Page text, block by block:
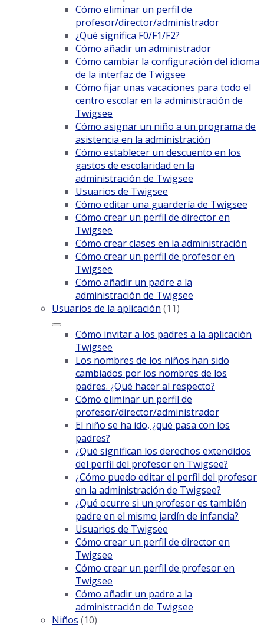
Cómo eliminar un perfil de
profesor/director/administrador
¿Qué significa F0/F1/F2?
Cómo añadir un administrador
Cómo cambiar la configuración del idioma
de la interfaz de Twigsee
Cómo fijar unas vacaciones para todo el
centro escolar en la administración de
Twigsee
Cómo asignar un niño a un programa de
asistencia en la administración
Cómo establecer un descuento en los
gastos de escolaridad en la
administración de Twigsee
Usuarios de Twigsee
Cómo editar una guardería de Twigsee
Cómo crear un perfil de director en
Twigsee
Cómo crear clases en la administración
Cómo crear un perfil de profesor en
Twigsee
Cómo añadir un padre a la
administración de Twigsee
Usuarios de la aplicación (11)
Cómo invitar a los padres a la aplicación
Twigsee
Los nombres de los niños han sido
cambiados por los nombres de los
padres. ¿Qué hacer al respecto?
Cómo eliminar un perfil de
profesor/director/administrador
El niño se ha ido, ¿qué pasa con los
padres?
¿Qué significan los derechos extendidos
del perfil del profesor en Twigsee?
¿Cómo puedo editar el perfil del profesor
en la administración de Twigsee?
¿Qué ocurre si un profesor es también
padre en el mismo jardín de infancia?
Usuarios de Twigsee
Cómo crear un perfil de director en
Twigsee
Cómo crear un perfil de profesor en
Twigsee
Cómo añadir un padre a la
administración de Twigsee
Niños (10)